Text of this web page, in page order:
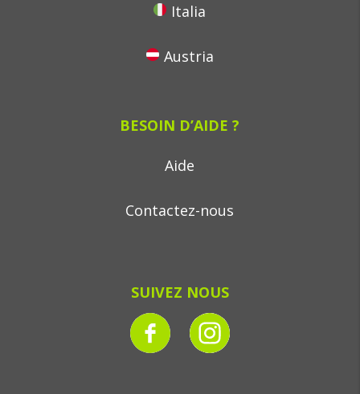
Italia
Austria
BESOIN D’AIDE ?
Aide
Contactez-nous
SUIVEZ NOUS